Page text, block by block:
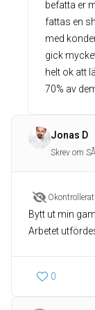
befatta er
fattas en
med
gick
helt ok att
70% av
Jonas D
Skrev om
Bytt ut min
Arbetet
0